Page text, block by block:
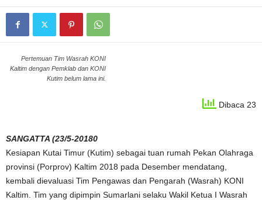
Pertemuan Tim Wasrah KONI
Kaltim dengan Pemklab dan KONI
Kutim belum lama ini.
Dibaca 23
SANGATTA (23/5-20180
Kesiapan Kutai Timur (Kutim) sebagai tuan rumah Pekan Olahraga
provinsi (Porprov) Kaltim 2018 pada Desember mendatang,
kembali dievaluasi Tim Pengawas dan Pengarah (Wasrah) KONI
Kaltim. Tim yang dipimpin Sumarlani selaku Wakil Ketua I Wasrah